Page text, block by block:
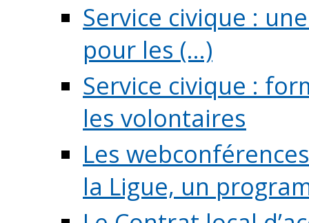
Service civique :
pour les (...)
Service civique :
les volontaires
Les
la Ligue, un